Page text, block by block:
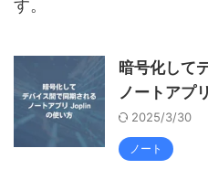
す。
暗号化して
ノートアプ
2025/3/30
ノート